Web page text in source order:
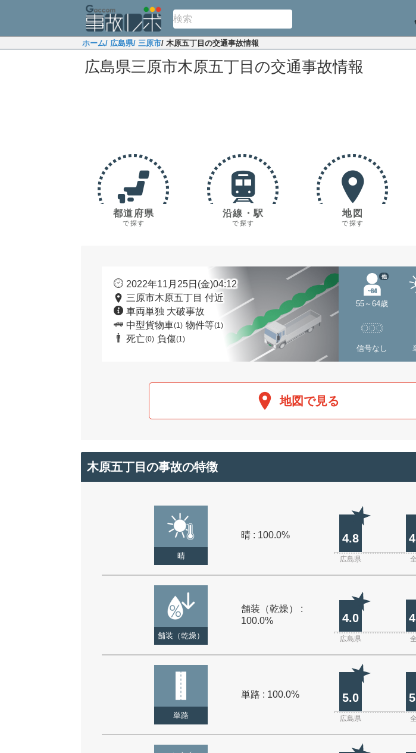
ホーム/ 広島県/ 三原市/ 木原五丁目の交通事故情報
広島県三原市木原五丁目の交通事故情報
都道府県
で探す
沿線・駅
で探す
地図
で探す
2022年11月25日(金)04:12
三原市木原五丁目 付近
車両単独 大破事故
中型貨物車(1) 物件等(1)
死亡(0) 負傷(1)
55～64歳
他
信号なし
地図で見る
木原五丁目の事故の特徴
晴
晴 : 100.0% 4.8
広島県
舗装（乾燥）
舗装（乾燥） :
100.0%
4.0
広島県
単路
単路 : 100.0% 5.0
広島県